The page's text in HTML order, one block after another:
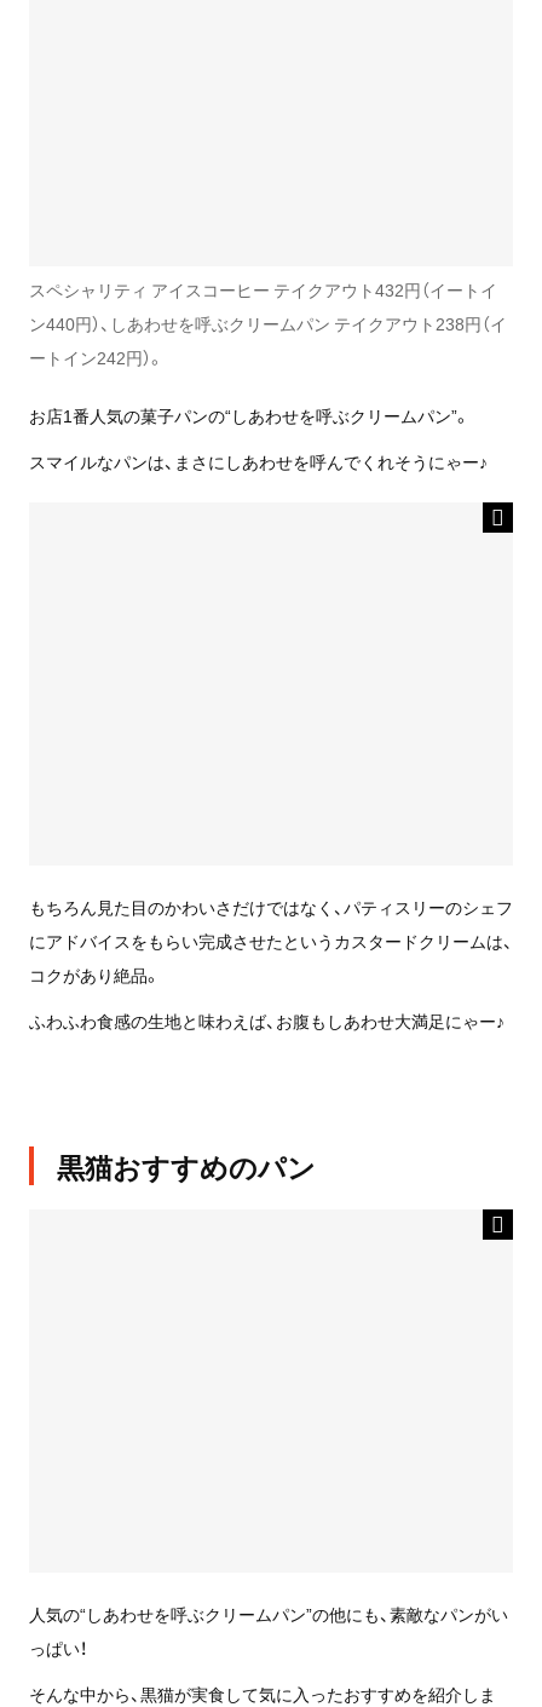
スペシャリティ アイスコーヒー テイクアウト432円（イートイ
ン440円）、しあわせを呼ぶクリームパン テイクアウト238円（イ
ートイン242円）。
お店1番人気の菓子パンの“しあわせを呼ぶクリームパン”。
スマイルなパンは、まさにしあわせを呼んでくれそうにゃー♪
もちろん見た目のかわいさだけではなく、パティスリーのシェフ
にアドバイスをもらい完成させたというカスタードクリームは、
コクがあり絶品。
ふわふわ食感の生地と味わえば、お腹もしあわせ大満足にゃー♪
黒猫おすすめのパン
人気の“しあわせを呼ぶクリームパン”の他にも、素敵なパンがい
っぱい！
そんな中から、黒猫が実食して気に入ったおすすめを紹介しま